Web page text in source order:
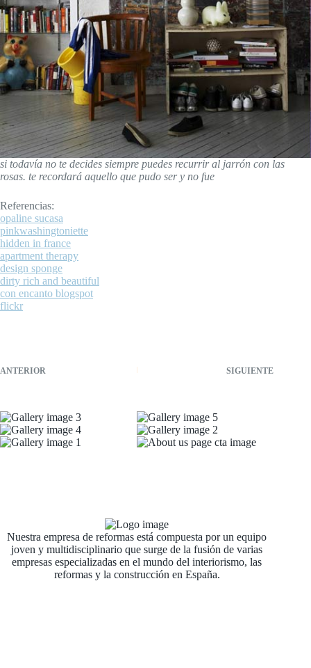
si todavía no te decides siempre puedes recurrir al jarrón con las
rosas. te recordará aquello que pudo ser y no fue
Referencias:
opaline sucasa
pinkwashingtoniette
hidden in france
apartment therapy
design sponge
dirty rich and beautiful
con encanto blogspot
flickr
ANTERIOR SIGUIENTE
Nuestra empresa de reformas está compuesta por un equipo
joven y multidisciplinario que surge de la fusión de varias
empresas especializadas en el mundo del interiorismo, las
reformas y la construcción en España.